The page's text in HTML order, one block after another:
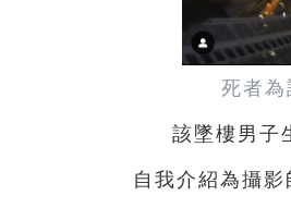
死者
該墜樓男子
自我介紹為攝